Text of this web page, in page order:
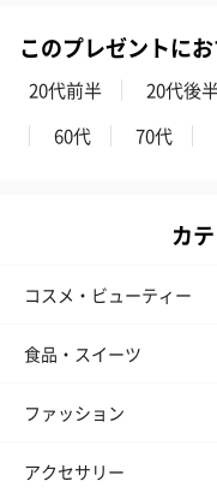
花束ハンドタオル（ピ
ンク）（1,760円）
ンセンススティック
このプレゼントに
20代前半 20代後
60代
70代
カ
コスメ・ビューティー
食品・スイーツ
ファッション
アクセサリー